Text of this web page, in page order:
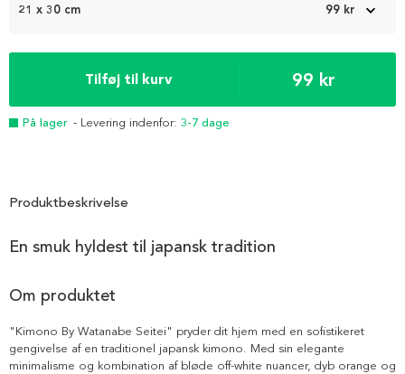
21 x 30 cm 99 kr
Tilføj til kurv 99 kr
På lager - Levering indenfor: 3-7 dage
Produktbeskrivelse
En smuk hyldest til japansk tradition
Om produktet
"Kimono By Watanabe Seitei" pryder dit hjem med en sofistikeret
gengivelse af en traditionel japansk kimono. Med sin elegante
minimalisme og kombination af bløde off-white nuancer, dyb orange og